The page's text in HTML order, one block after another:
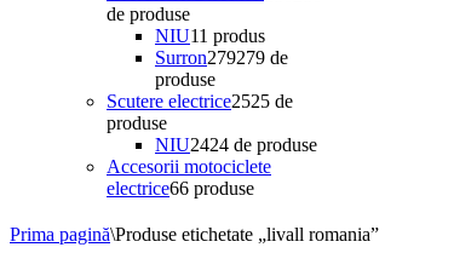
de produse
NIU11 produs
Surron279279 de
produse
Scutere electrice2525 de
produse
NIU2424 de produse
Accesorii motociclete
electrice66 produse
Prima pagină\Produse etichetate „livall romania”